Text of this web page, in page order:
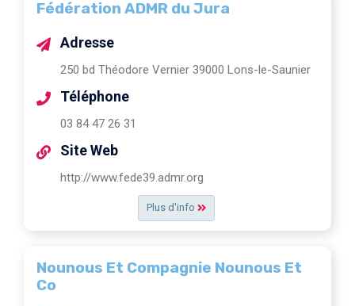
Fédération ADMR du Jura
Plus d'info
Adresse
250 bd Théodore Vernier 39000 Lons-le-Saunier
Téléphone
03 84 47 26 31
Site Web
http://www.fede39.admr.org
Nounous Et Compagnie Nounous Et
Co